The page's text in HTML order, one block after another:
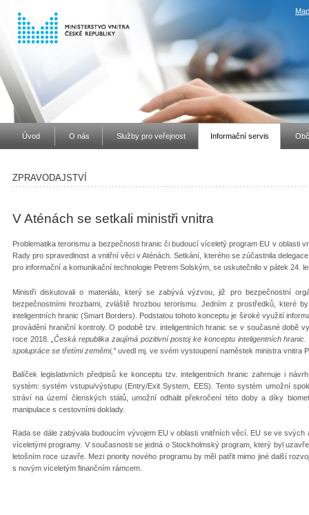
Úvod O nás Služby pro veřejnost Informační servis
ZPRAVODAJSTVÍ
V Aténách se setkali ministři vnitra
Problematika terorismu a bezpečnosti hranic či budoucí víceletý program EU v oblasti
Rady pro spravedlnost a vnitřní věci v Aténách. Setkání, kterého se zúčastnila
pro informační a komunikační technologie Petrem Solským, se uskutečnilo v pátek 24.
Ministři diskutovali o materiálu, který se zabývá výzvou, již pro bezpečnostní
bezpečnostními hrozbami, zvláště hrozbou terorismu. Jedním z prostředků, které
inteligentních hranic (Smart Borders). Podstatou tohoto konceptu je široké využití
provádění hraniční kontroly. O podobě tzv. inteligentních hranic se v současné době
roce 2018.
„Česká republika zaujímá pozitivní postoj ke konceptu inteligentních
spolupráce se třetími zeměmi,” uvedl mj. ve svém vystoupení naměstek ministra vnitra
Balíček legislativních předpisů ke konceptu tzv. inteligentních hranic zahrnuje i
systém: systém vstupu/výstupu (Entry/Exit System, EES). Tento systém umožní
stráví na území členských států, umožní odhalit překročení této doby a díky
manipulace s cestovními doklady.
Rada se dále zabývala budoucím vývojem EU v oblasti vnitřních věcí. EU se ve
víceletými programy. V současnosti se jedná o Stockholmský program, který byl
letošním roce uzavře. Mezi priority nového programu by měl patřit mimo jiné další
s novým víceletým finančním rámcem.